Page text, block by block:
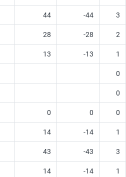
44 -44 3
28 -28 2
13 -13 1
0
0
0 0 0
14 -14 1
43 -43 3
14 -14 1